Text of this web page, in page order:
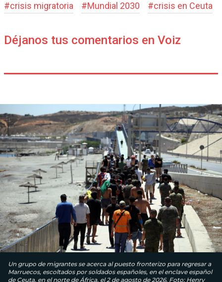
#crisis migratoria #Mundial 2030 #crisis en Ceuta
Déjanos tus comentarios en Voiz
Un grupo de migrantes se acerca al puesto fronterizo para regresar a
Marruecos, escoltados por soldados españoles, en el enclave español
de Ceuta, en el norte de África, el 2 de agosto de 2026. Foto: Henry